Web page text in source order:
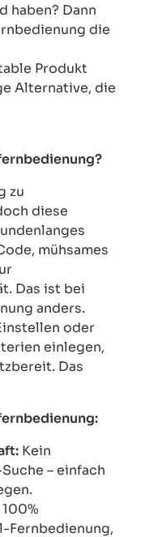
haben? Dann
die
Produkt
Alternative, die
zu
diese
mühsames
Das ist bei
anders.
oder
einlegen,
Das
Kein
– einfach
Fernbedienung,